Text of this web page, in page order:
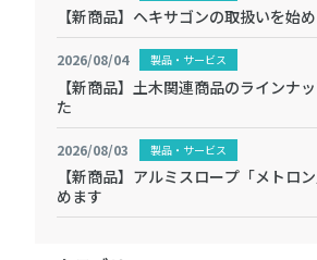
【新商品】ヘキサゴンの取扱いを始
2026/08/04 製品・サービス
【新商品】土木関連商品のラインナ
た
2026/08/03 製品・サービス
【新商品】アルミスロープ「メトロ
めます